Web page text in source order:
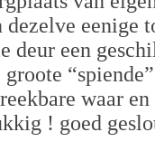
eenige
deur een
waar
! goed